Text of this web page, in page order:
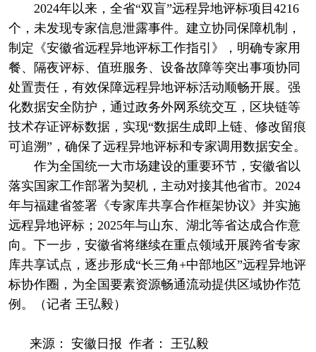
2024年以来，全省“双盲”远程异地评标项目4216
个，未发现专家信息泄露事件。建立协同保障机制，
制定《安徽省远程异地评标工作指引》，明确专家用
餐、隔夜评标、值班服务、设备故障等突出事项协同
处置责任，有效保障远程异地评标活动顺畅开展。强
化数据安全防护，通过政务外网系统交互，区块链等
技术存证评标数据，实现“数据生成即上链、修改留痕
可追溯”，确保了远程异地评标和专家调用数据安全。
作为全国统一大市场建设的重要环节，安徽省以
落实国家工作部署为契机，主动对接其他省市。2024
年与福建省签署《专家库共享合作框架协议》并实施
远程异地评标；2025年与山东、湖北等省达成合作意
向。下一步，安徽省将继续在重点领域开展跨省专家
库共享试点，逐步形成“长三角+中部地区”远程异地评
标协作圈，为全国要素资源畅通流动提供区域协作范
例。（记者 王弘毅）
来源： 安徽日报 作者： 王弘毅